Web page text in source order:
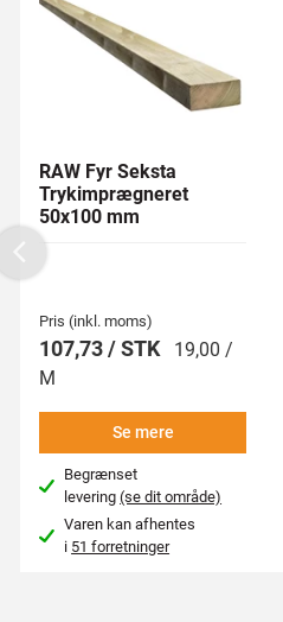
RAW Fyr Seksta
Trykimprægneret
50x100 mm
Pris (inkl. moms)
107,73 / STK
19,00 /
M
Se mere
Begrænset
levering(se dit område)
Varen kan afhentes
i 51 forretninger
Previous